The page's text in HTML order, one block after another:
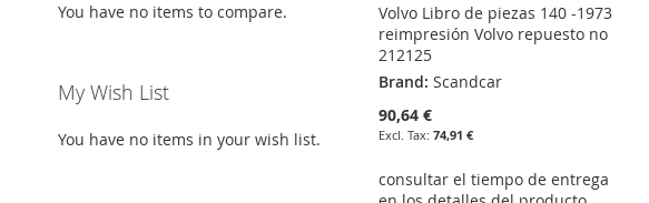
Volvo Libro de piezas 140 -1973
reimpresión Volvo repuesto no
212125
Brand: Scandcar
90,64 €
74,91 €
consultar el tiempo de entrega
You have no items to compare.
My Wish List
You have no items in your wish list.